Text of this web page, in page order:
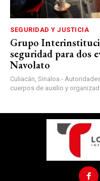
SEGURIDAD Y JUSTICIA
Grupo
seguridad para dos
Navolato
Culiacán, Sinaloa.-
cuerpos de auxilio y